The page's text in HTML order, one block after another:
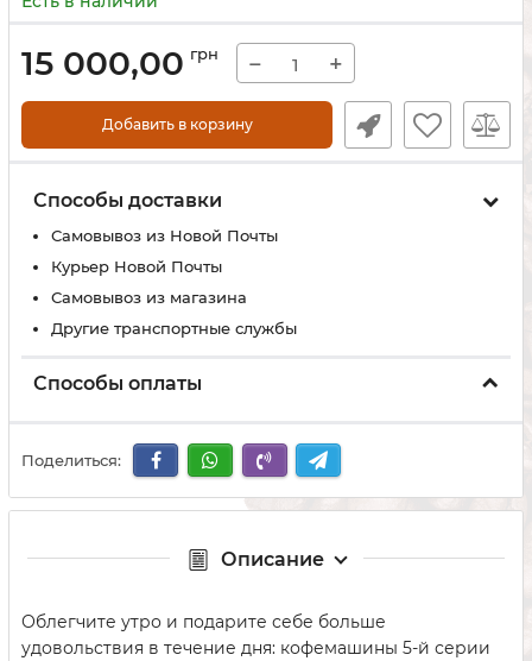
15 000,00 грн − +
Добавить в корзину
Способы доставки
Самовывоз из Новой Почты
Курьер Новой Почты
Самовывоз из магазина
Другие транспортные службы
Способы оплаты
Поделиться:
Описание
Облегчите утро и подарите себе больше
удовольствия в течение дня: кофемашины 5-й серии